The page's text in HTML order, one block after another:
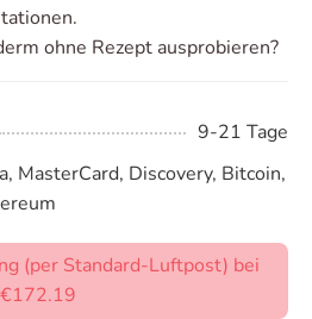
ohne Rezept ausprobieren?
9-21 Tage
MasterCard, Discovery, Bitcoin,
(per Standard-Luftpost) bei